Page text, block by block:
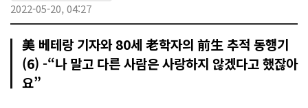
2022-05-20, 04:27
美 베테랑 기자와 80세 老학자의 前生 추적 동행기
(6) -“나 말고 다른 사람은 사랑하지 않겠다고 했잖아
요”